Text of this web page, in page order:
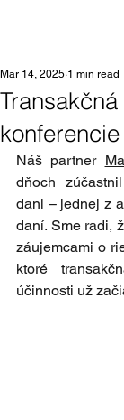
konferencie
Mar 14, 2025 1 min read
Náš partner
dňoch zúčastnil
dani – jednej z
daní. Sme radi,
záujemcami o
ktoré
účinnosti už